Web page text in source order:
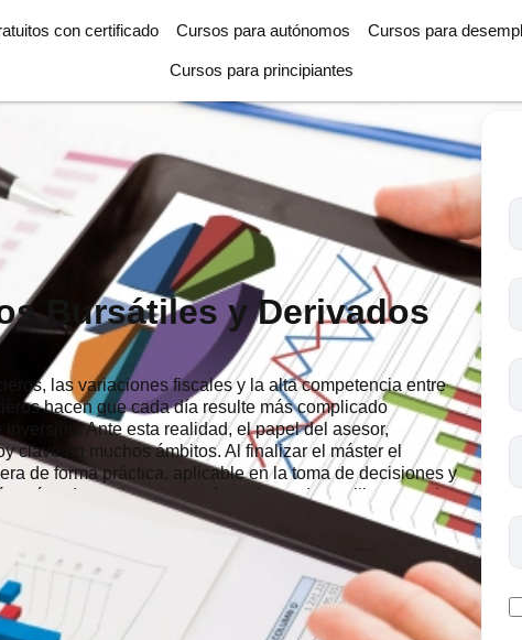
con certificado Cursos para autónomos Cursos para
Cursos para principiantes
Bursátiles y Derivados
las variaciones fiscales y la alta competencia entre
hacen que cada día resulte más complicado
Ante esta realidad, el papel del asesor,
clave en muchos ámbitos. Al finalizar el máster el
de forma práctica, aplicable en la toma de decisiones y
más adecuadas en esta área. Aprende a utilizar una de
de los mercados financieros con una licencia
realizas entrenamientos reales con esta herramienta
Contar con una licencia de TradingView es
buscan maximizar su rendimiento y precisión en los